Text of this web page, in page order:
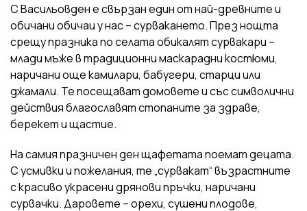
С Васильовден е свързан един от най-древните и
обичани обичаи у нас – сурвакането. През нощта
срещу празника по селата обикалят сурвакари –
млади мъже в традиционни маскарадни костюми,
наричани още камилари, бабугери, старци или
джамали. Те посещават домовете и със символични
действия благославят стопаните за здраве,
берекет и щастие.
На самия празничен ден щафетата поемат децата.
С усмивки и пожелания, те „сурвакат“ възрастните
с красиво украсени дрянови пръчки, наричани
сурвачки. Даровете – орехи, сушени плодове,